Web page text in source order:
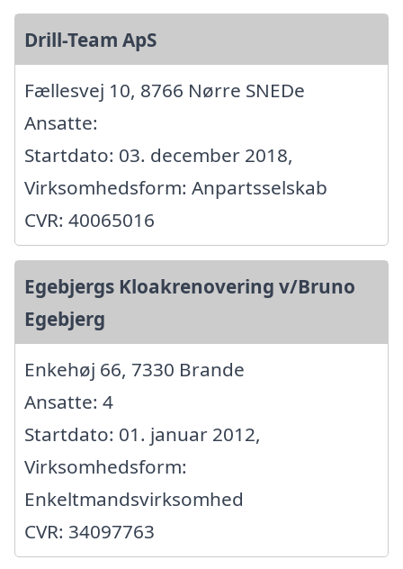
Drill-Team ApS
Fællesvej 10, 8766 Nørre SNEDe
Ansatte:
Startdato: 03. december 2018,
Virksomhedsform: Anpartsselskab
CVR: 40065016
Egebjergs Kloakrenovering v/Bruno
Egebjerg
Enkehøj 66, 7330 Brande
Ansatte: 4
Startdato: 01. januar 2012,
Virksomhedsform:
Enkeltmandsvirksomhed
CVR: 34097763